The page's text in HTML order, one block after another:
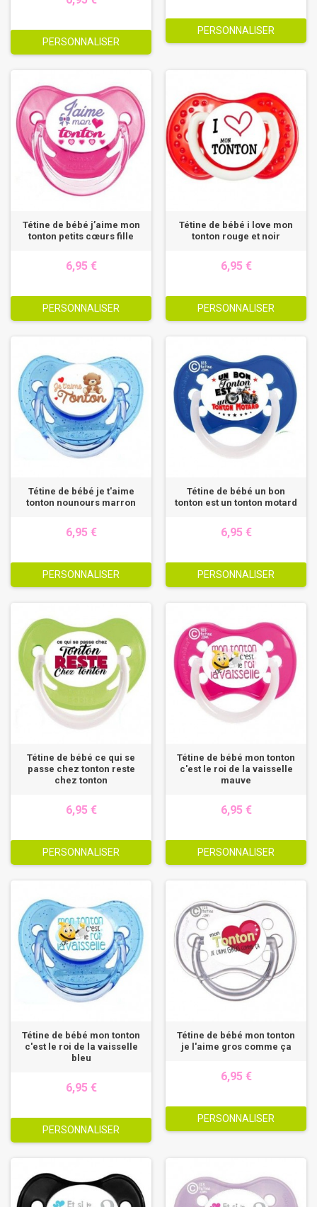
PERSONNALISER
PERSONNALISER
Tétine de bébé j’aime mon
tonton petits cœurs fille
6,95 €
PERSONNALISER
Tétine de bébé i love mon
tonton rouge et noir
6,95 €
PERSONNALISER
Tétine de bébé je t'aime
tonton nounours marron
6,95 €
PERSONNALISER
Tétine de bébé un bon
tonton est un tonton motard
6,95 €
PERSONNALISER
Tétine de bébé ce qui se
passe chez tonton reste
chez tonton
6,95 €
PERSONNALISER
Tétine de bébé mon tonton
c'est le roi de la vaisselle
mauve
6,95 €
PERSONNALISER
Tétine de bébé mon tonton
c'est le roi de la vaisselle
bleu
6,95 €
PERSONNALISER
Tétine de bébé mon tonton
je l'aime gros comme ça
6,95 €
PERSONNALISER